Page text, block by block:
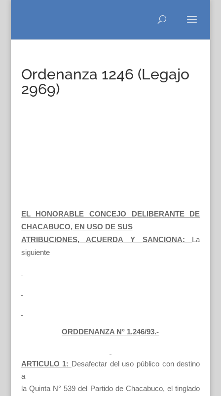
Ordenanza 1246 (Legajo
2969)
EL HONORABLE CONCEJO DELIBERANTE DE
CHACABUCO, EN USO DE SUS
ATRIBUCIONES, ACUERDA Y SANCIONA: La
siguiente
ORDDENANZA N° 1.246/93.-
ARTICULO 1: Desafectar del uso público con destino
a
la Quinta N° 539 del Partido de Chacabuco, el tinglado